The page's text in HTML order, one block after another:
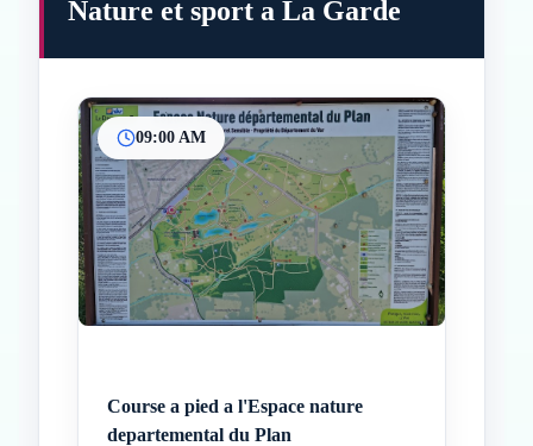
InicioParadas intermedias
Final
Nature et sport a La Garde
09:00 AM
Course a pied a l'Espace nature
departemental du Plan